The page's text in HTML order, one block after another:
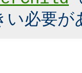
い必要が